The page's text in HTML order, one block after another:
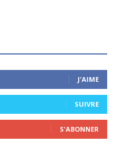
J'AIME
SUIVRE
S'ABONNER